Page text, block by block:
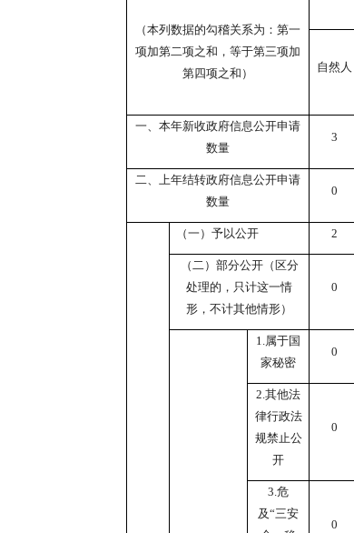
（本列数据的勾稽关系为：第一
项加第二项之和，等于第三项加
第四项之和）
自然人
一、本年新收政府信息公开申请
数量
3
二、上年结转政府信息公开申请
数量
0
（一）予以公开 2
（二）部分公开（区分
处理的，只计这一情
形，不计其他情形）
0
1.属于国
家秘密
0
2.其他法
律行政法
规禁止公
开
0
3.危
及“三安
0